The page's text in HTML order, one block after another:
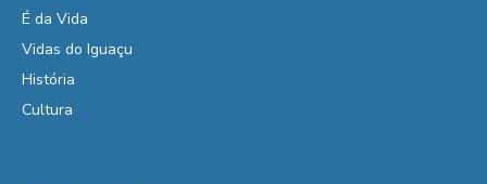
É da Vida
Vidas do Iguaçu
História
Cultura